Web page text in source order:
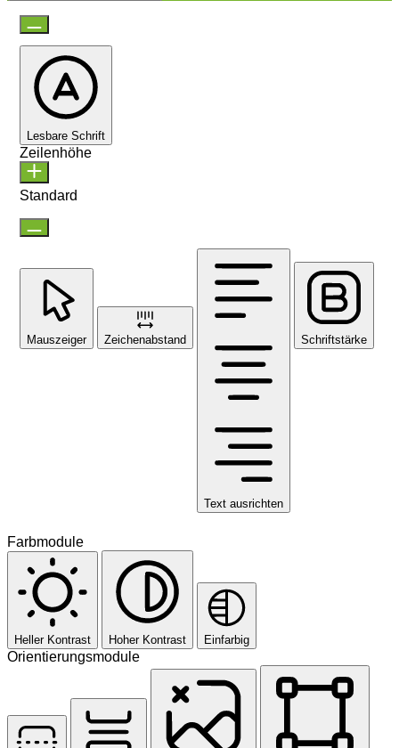
Lesbare Schrift
Zeilenhöhe
Standard
Mauszeiger Zeichenabstand
Text ausrichten
Schriftstärke
Farbmodule
Heller Kontrast Hoher Kontrast Einfarbig
Orientierungsmodule